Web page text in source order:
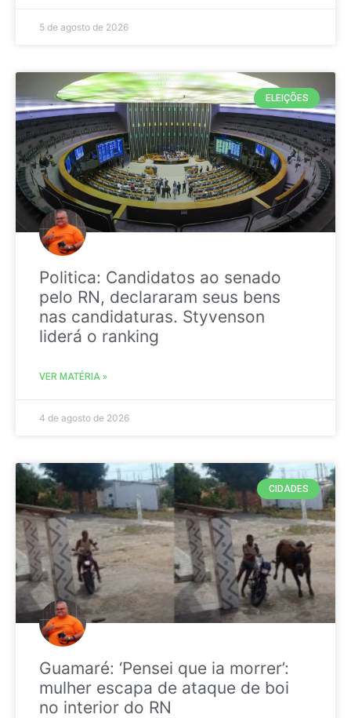
5 de agosto de 2026
ELEIÇÕES
Politica: Candidatos ao senado
pelo RN, declararam seus bens
nas candidaturas. Styvenson
liderá o ranking
VER MATÉRIA »
4 de agosto de 2026
CIDADES
Guamaré: ‘Pensei que ia morrer’:
mulher escapa de ataque de boi
no interior do RN